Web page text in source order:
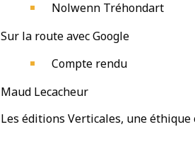
Nolwenn Tréhondart
Sur la route avec Google
Compte rendu
Maud Lecacheur
Les éditions Verticales, une